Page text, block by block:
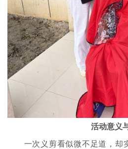
活动意义
一次义剪看似微不足道，却